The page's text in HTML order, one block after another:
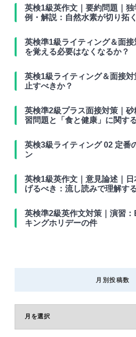
英検1級英作文｜要約問題｜
例・解説：自然水素が切り拓
英検準1級ライティング＆面
を覚える必要はなくなるか？
英検1級ライティング＆面接
止すべきか？
英検準2級プラス面接対策｜
習問題と「食と健康」に関す
英検3級ライティング 02 定番
ン
英検1級英作文｜意見論述｜
げるべき：流し読みで理解す
英検準2級英作文対策｜演習
キングホリデーの件
月別投稿数